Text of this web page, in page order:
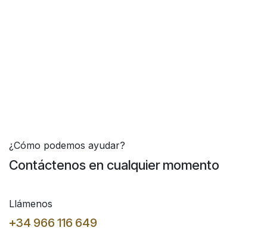
¿Cómo podemos ayudar?
Contáctenos en cualquier momento
Llámenos
+34 966 116 649